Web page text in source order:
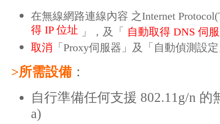
在無線網路連線內容 之Internet
得 IP 位址 」，及「
自動取得 DNS 伺
取消 「Proxy伺服器」及「自動偵測設
>所需設備：
自行準備任何支援 802.11g/n
a)